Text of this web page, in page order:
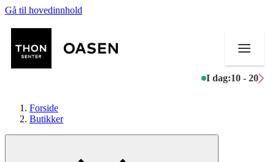
Gå til hovedinnhold
I dag:10 - 20
Forside
Butikker